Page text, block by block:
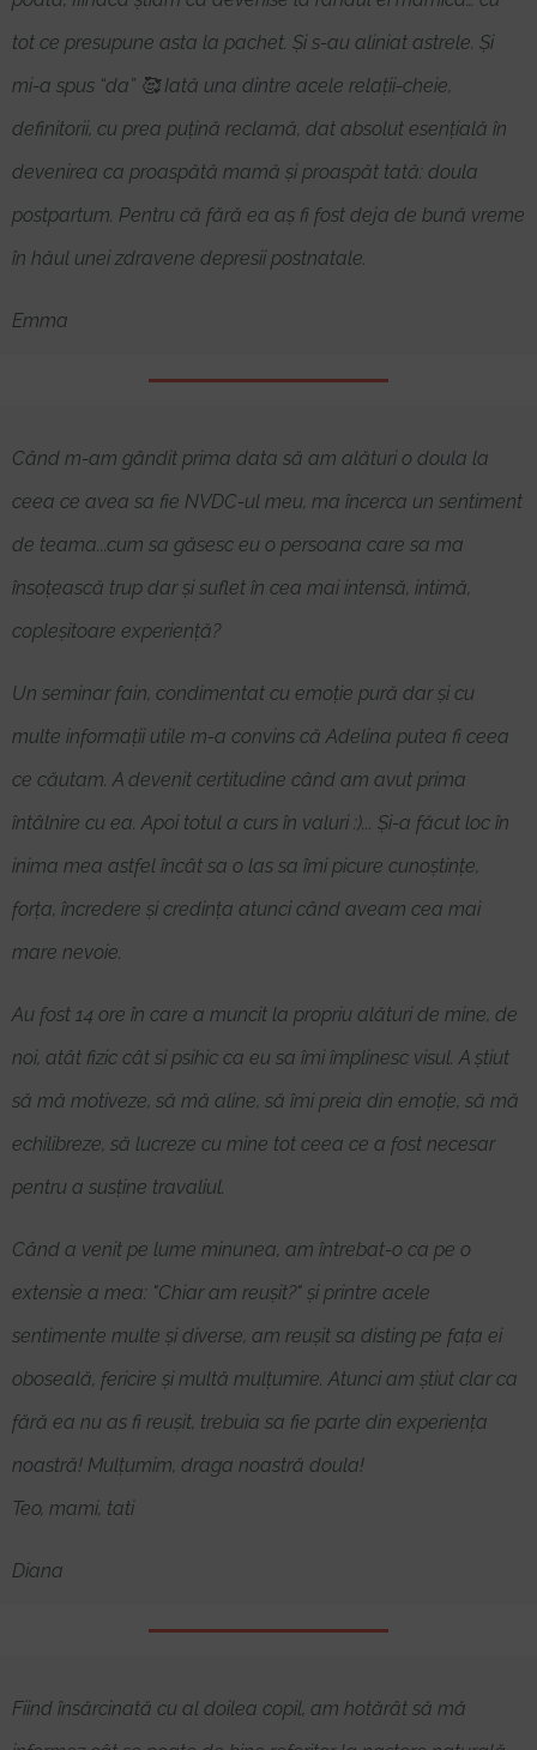
tot ce presupune asta la pachet. Și s-au aliniat astrele. Și
mi-a spus “da” 🥰 Iată una dintre acele relații-cheie,
definitorii, cu prea puțină reclamă, dat absolut esențială în
devenirea ca proaspătă mamă și proaspăt tată: doula
postpartum. Pentru că fără ea aș fi fost deja de bună vreme
în hăul unei zdravene depresii postnatale.
Emma
Când m-am gândit prima data să am alături o doula la
ceea ce avea sa fie NVDC-ul meu, ma încerca un sentiment
de teama...cum sa găsesc eu o persoana care sa ma
însoțească trup dar și suflet în cea mai intensă, intimă,
copleșitoare experiență?
Un seminar fain, condimentat cu emoție pură dar și cu
multe informații utile m-a convins că Adelina putea fi ceea
ce căutam. A devenit certitudine când am avut prima
întâlnire cu ea. Apoi totul a curs în valuri :)... Și-a făcut loc în
inima mea astfel încât sa o las sa îmi picure cunoștințe,
forța, încredere și credința atunci când aveam cea mai
mare nevoie.
Au fost 14 ore în care a muncit la propriu alături de mine, de
noi, atât fizic cât si psihic ca eu sa îmi împlinesc visul. A știut
să mă motiveze, să mă aline, să îmi preia din emoție, să mă
echilibreze, să lucreze cu mine tot ceea ce a fost necesar
pentru a susține travaliul.
Când a venit pe lume minunea, am întrebat-o ca pe o
extensie a mea: "Chiar am reușit?" și printre acele
sentimente multe și diverse, am reușit sa disting pe fața ei
oboseală, fericire și multă mulțumire. Atunci am știut clar ca
fără ea nu as fi reușit, trebuia sa fie parte din experiența
noastră! Mulțumim, draga noastră doula!
Teo, mami, tati
Diana
Fiind însărcinată cu al doilea copil, am hotărât să mă